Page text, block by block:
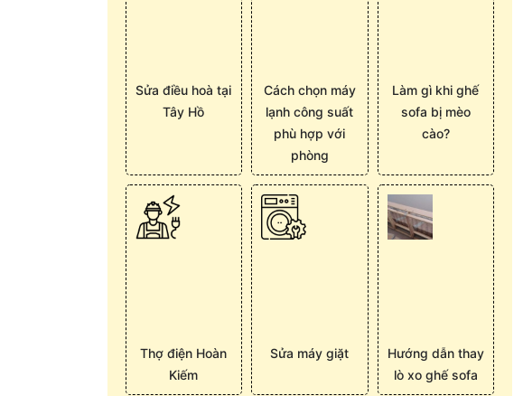
Sửa điều hoà tại
Tây Hồ
Cách chọn máy
lạnh công suất
phù hợp với
phòng
Làm gì khi ghế
sofa bị mèo
cào?
Thợ điện Hoàn
Kiếm
Sửa máy giặt
Hướng dẫn thay
lò xo ghế sofa